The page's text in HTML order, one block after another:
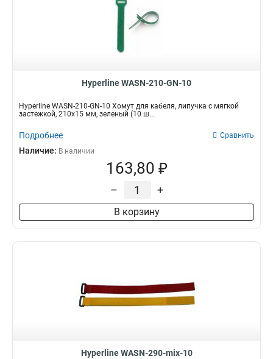
Hyperline WASN-210-GN-10
Hyperline WASN-210-GN-10 Хомут для кабеля, липучка с мягкой
застежкой, 210x15 мм, зеленый (10 ш...
Подробнее Сравнить
Наличие: В наличии
163,80 ₽
– +
В корзину
Hyperline WASN-290-mix-10